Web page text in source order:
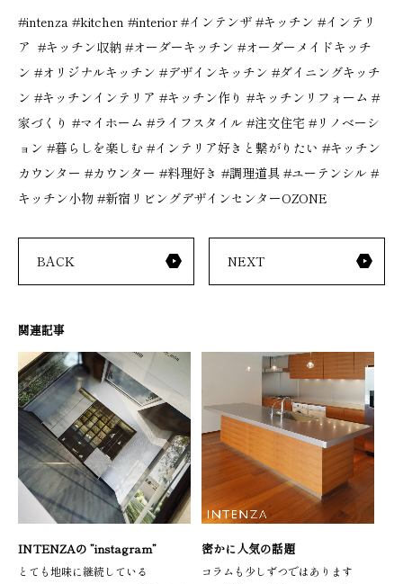
#intenza #kitchen #interior #インテンザ #キッチン #インテリ
ア #キッチン収納 #オーダーキッチン #オーダーメイドキッチ
ン #オリジナルキッチン #デザインキッチン #ダイニングキッチ
ン #キッチンインテリア #キッチン作り #キッチンリフォーム #
家づくり #マイホーム #ライフスタイル #注文住宅 #リノベーシ
ョン #暮らしを楽しむ #インテリア好きと繋がりたい #キッチン
カウンター #カウンター #料理好き #調理道具 #ユーテンシル #
キッチン小物 #新宿リビングデザインセンターOZONE
BACK NEXT
関連記事
INTENZAの ”instagram”
とても地味に継続している
密かに人気の話題
コラムも少しずつではあります